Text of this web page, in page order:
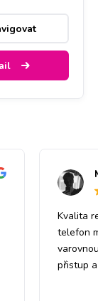
Kvalita
telefon
přistup